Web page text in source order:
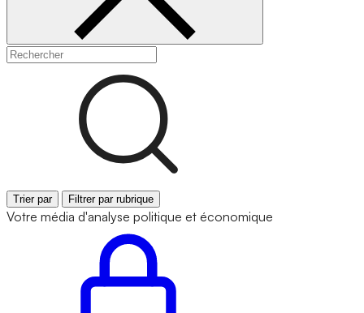
Trier par Filtrer par rubrique
Votre média d'analyse politique et économique